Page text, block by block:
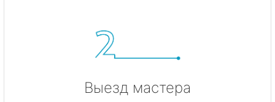
Выезд мастера